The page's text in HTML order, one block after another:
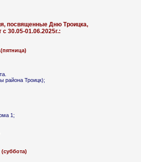
посвященные Дню Троицка,
30.05-01.06.2025г.:
района Троицк);
1;
(суббота)